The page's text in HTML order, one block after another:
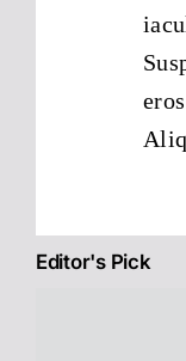
Editor's Pick